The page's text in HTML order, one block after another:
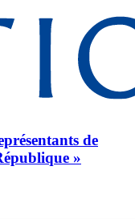
de
»